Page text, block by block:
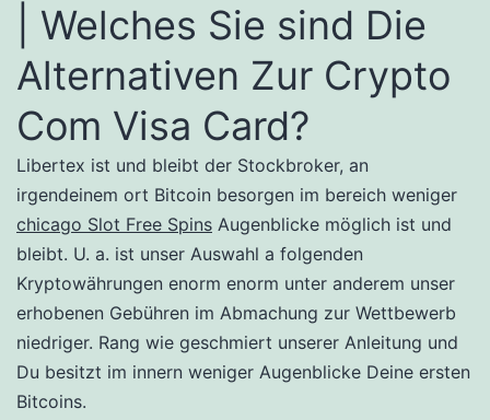
| Welches Sie sind Die
Alternativen Zur Crypto
Com Visa Card?
Libertex ist und bleibt der Stockbroker, an
irgendeinem ort Bitcoin besorgen im bereich weniger
chicago Slot Free Spins Augenblicke möglich ist und
bleibt. U. a. ist unser Auswahl a folgenden
Kryptowährungen enorm enorm unter anderem unser
erhobenen Gebühren im Abmachung zur Wettbewerb
niedriger. Rang wie geschmiert unserer Anleitung und
Du besitzt im innern weniger Augenblicke Deine ersten
Bitcoins.